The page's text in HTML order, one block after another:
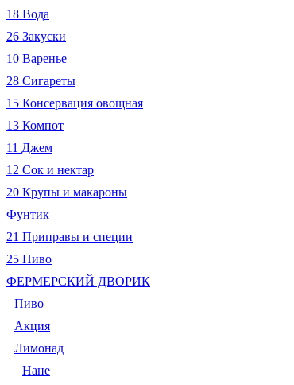
18 Вода
26 Закуски
10 Варенье
28 Сигареты
15 Консервация овощная
13 Компот
11 Джем
12 Сок и нектар
20 Крупы и макароны
Фунтик
21 Приправы и специи
25 Пиво
ФЕРМЕРСКИЙ ДВОРИК
Пиво
Акция
Лимонад
Нане